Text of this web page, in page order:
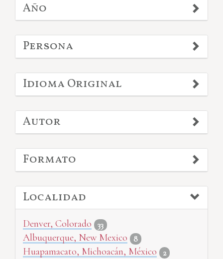
Año
Persona
Idioma Original
Autor
Formato
Localidad
Denver, Colorado 33
Albuquerque, New Mexico 8
Huapamacato, Michoacán, México 2